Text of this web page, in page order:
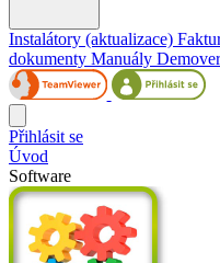
Instalátory (aktualizace)
dokumenty Manuály
Přihlásit se
Úvod
Software